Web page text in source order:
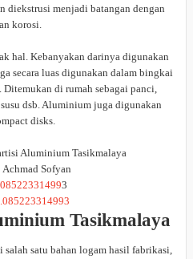
diekstrusi menjadi batangan dengan
korosi.
hal. Kebanyakan darinya digunakan
secara luas digunakan dalam bingkai
Ditemukan di rumah sebagai panci,
dsb. Aluminium juga digunakan
disks.
Aluminium Tasikmalaya
Sofyan
3
Tasikmalaya
salah satu bahan logam hasil fabrikasi,